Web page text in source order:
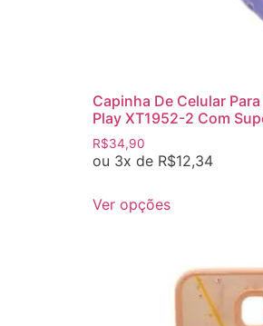
Capinha De Celular
Play XT1952-2 Com
R$34,90
ou 3x de R$12,34
Ver opções